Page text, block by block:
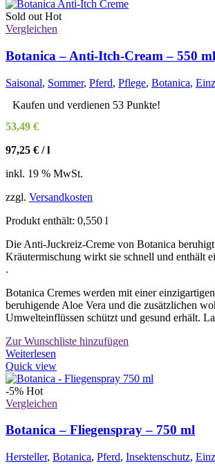
Sold out Hot
Vergleichen
Botanica – Anti-Itch-Cream – 550 ml
Saisonal, Sommer, Pferd, Pflege, Botanica,
Kaufen und verdienen 53 Punkte!
53,49 €
97,25 € /l
inkl. 19 % MwSt.
zzgl. Versandkosten
Produkt enthält: 0,550 l
Die Anti-Juckreiz-Creme von Botanica
Kräutermischung wirkt sie schnell und enthält
.
Botanica Cremes werden mit einer
beruhigende Aloe Vera und die zusätzlichen
Umwelteinflüssen schützt und gesund erhält.
Zur Wunschliste hinzufügen
Weiterlesen
Quick view
-5% Hot
Vergleichen
Botanica – Fliegenspray – 750 ml
Hersteller, Botanica, Pferd, Insektenschutz,